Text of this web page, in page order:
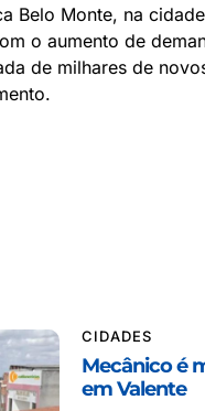
Belo Monte, na
o aumento de
de milhares de
CIDADES
Mecânico é
em Valente